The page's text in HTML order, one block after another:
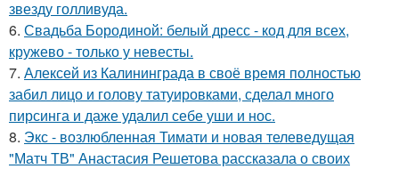
звезду голливуда.
6. Свадьба Бородиной: белый дресс - код для всех,
кружево - только у невесты.
7. Алексей из Калининграда в своё время полностью
забил лицо и голову татуировками, сделал много
пирсинга и даже удалил себе уши и нос.
8. Экс - возлюбленная Тимати и новая телеведущая
"Матч ТВ" Анастасия Решетова рассказала о своих